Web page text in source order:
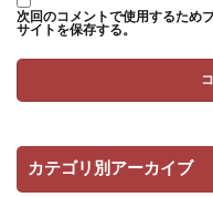
次回のコメントで使用するため
サイトを保存する。
カテゴリ別アーカイブ